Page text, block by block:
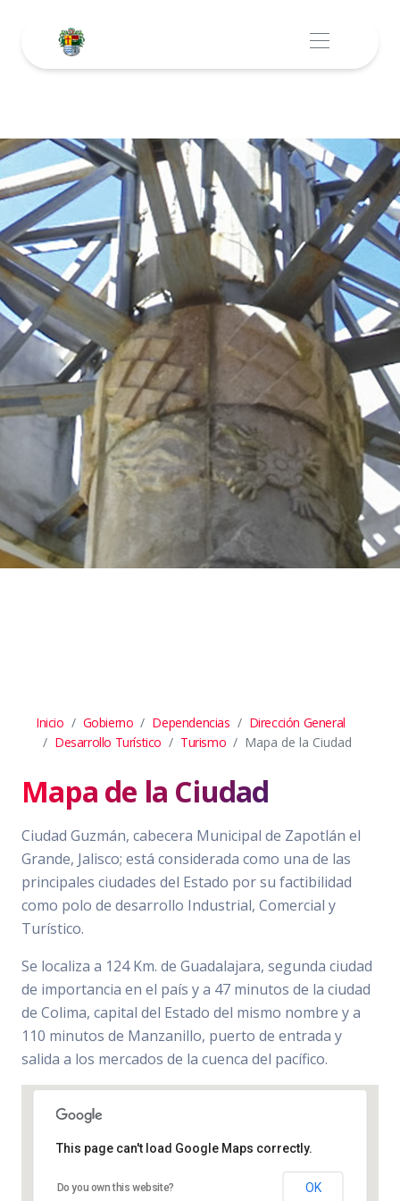
Inicio Gobierno Dependencias
Dirección General
Desarrollo Turístico
Turismo Mapa de la Ciudad
Mapa de la Ciudad
Ciudad Guzmán, cabecera Municipal de Zapotlán el
Grande, Jalisco; está considerada como una de las
principales ciudades del Estado por su factibilidad
como polo de desarrollo Industrial, Comercial y
Turístico.
Se localiza a 124 Km. de Guadalajara, segunda ciudad
de importancia en el país y a 47 minutos de la ciudad
de Colima, capital del Estado del mismo nombre y a
110 minutos de Manzanillo, puerto de entrada y
salida a los mercados de la cuenca del pacífico.
This page can't load Google Maps correctly.
Do you own this website? OK